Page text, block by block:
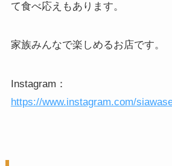
て食べ応えもあります。
家族みんなで楽しめるお店です。
Instagram：
https://www.instagram.com/